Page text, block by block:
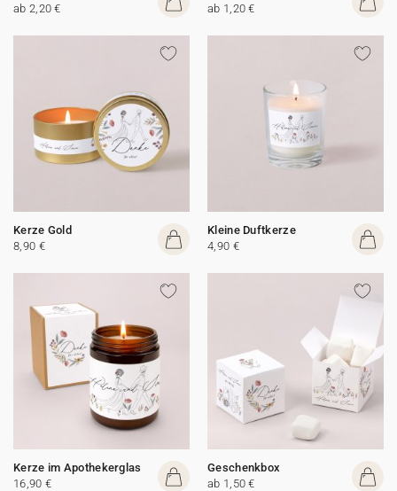
ab 2,20 €
ab 1,20 €
Kerze Gold
8,90 €
Kleine Duftkerze
4,90 €
Kerze im Apothekerglas
16,90 €
Geschenkbox
ab 1,50 €